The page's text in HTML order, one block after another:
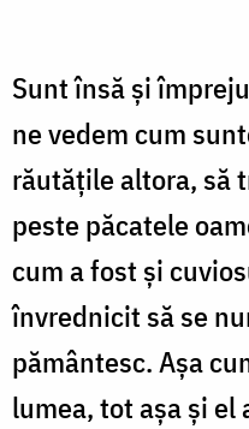
Sunt însă și
ne vedem cum
răutățile altora, să
peste păcatele
cum a fost și
învrednicit să se
pământesc. Așa
lumea, tot așa și el